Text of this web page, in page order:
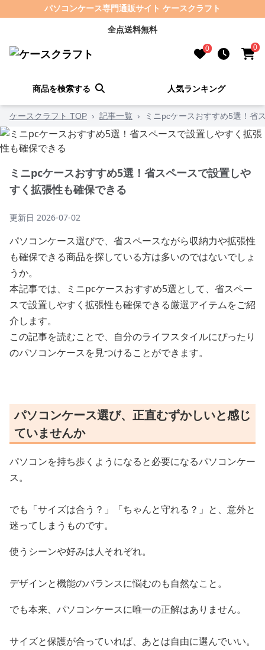
パソコンケース専門通販サイト ケースクラフト
全点送料無料
0 0
商品を検索する 人気ランキング
ケースクラフト TOP › 記事一覧 › ミニpcケースおすすめ5選！省
ミニpcケースおすすめ5選！省スペースで設置しや
すく拡張性も確保できる
更新日 2026-07-02
パソコンケース選びで、省スペースながら収納力や拡張性
も確保できる商品を探している方は多いのではないでしょ
うか。
本記事では、ミニpcケースおすすめ5選として、省スペー
スで設置しやすく拡張性も確保できる厳選アイテムをご紹
介します。
この記事を読むことで、自分のライフスタイルにぴったり
のパソコンケースを見つけることができます。
パソコンケース選び、正直むずかしいと感じ
ていませんか
パソコンを持ち歩くようになると必要になるパソコンケー
ス。
でも「サイズは合う？」「ちゃんと守れる？」と、意外と
迷ってしまうものです。
使うシーンや好みは人それぞれ。
デザインと機能のバランスに悩むのも自然なこと。
でも本来、パソコンケースに唯一の正解はありません。
サイズと保護が合っていれば、あとは自由に選んでいい。